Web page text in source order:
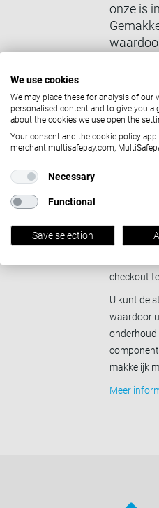
onze is
Bouw
Gebruik
checkout
U kunt de
waardoor
onderhoud
makkelijk
Meer
We use cookies
We may place these for analysis of
personalised content and to give you a
about the cookies we use open the
Your consent and the cookie policy
merchant.multisafepay.com,
Necessary
Functional
Save selection